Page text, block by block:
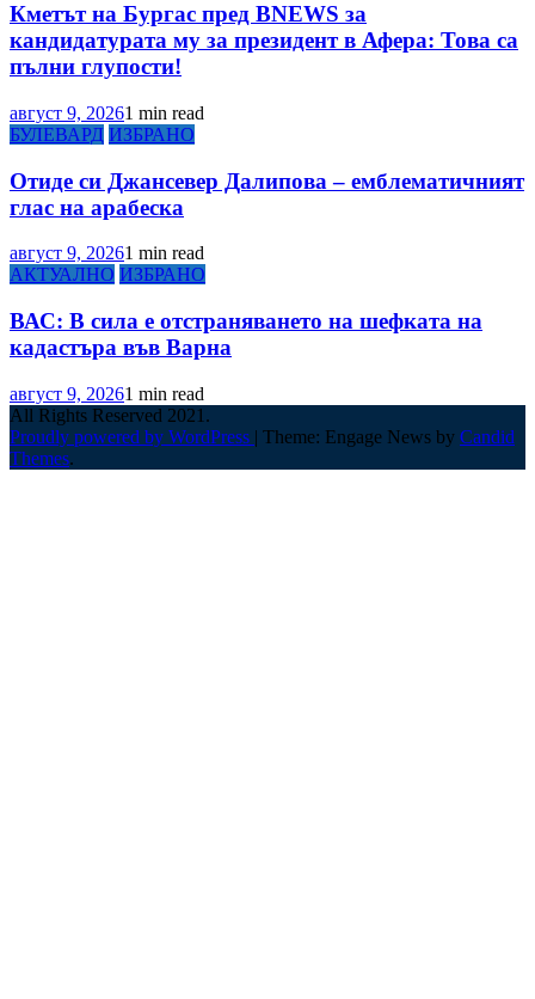
Кметът на Бургас пред BNEWS за
кандидатурата му за президент в Афера: Това са
пълни глупости!
август 9, 20261 min read
БУЛЕВАРД ИЗБРАНО
Отиде си Джансевер Далипова – емблематичният
глас на арабеска
август 9, 20261 min read
АКТУАЛНО ИЗБРАНО
ВАС: В сила е отстраняването на шефката на
кадастъра във Варна
август 9, 20261 min read
All Rights Reserved 2021.
Proudly powered by WordPress | Theme: Engage News by Candid
Themes.